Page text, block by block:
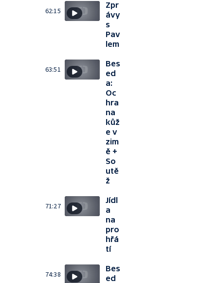
62:15
Zpr
ávy
s
Pav
lem
63:51
Bes
ed
a:
Oc
hra
na
kůž
e v
zim
ě +
So
utě
ž
71:27
Jídl
a
na
pro
hřá
tí
74:38
Bes
ed